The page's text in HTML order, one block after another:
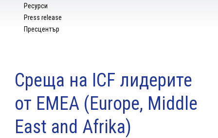
Ресурси
Press release
Пресцентър
Среща на ICF лидерите
от EMEA (Europe, Middle
East and Afrika)